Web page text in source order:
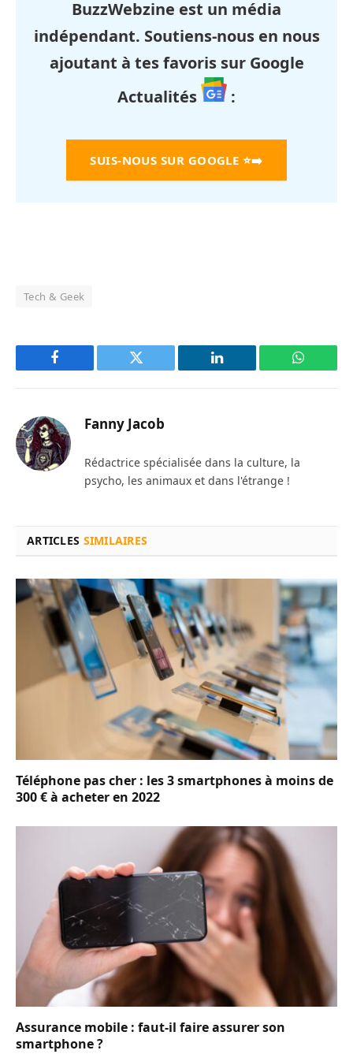
BuzzWebzine est un média
indépendant. Soutiens-nous en nous
ajoutant à tes favoris sur Google
Actualités
:
SUIS-NOUS SUR GOOGLE ⭐➡️
Tech & Geek
Facebook Twitter LinkedIn
Fanny Jacob
Rédactrice spécialisée dans la culture, la
psycho, les animaux et dans l'étrange !
ARTICLES SIMILAIRES
Téléphone pas cher : les 3 smartphones à moins de
300 € à acheter en 2022
Assurance mobile : faut-il faire assurer son
smartphone ?